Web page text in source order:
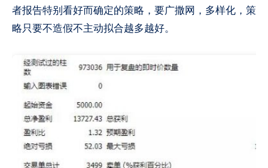
者报告特别看好而确定的策略，要广撒网，多样化，策
略只要不造假不主动拟合越多越好。